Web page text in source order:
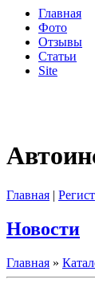
Главная
Фото
Отзывы
Статьи
Site
Главная |
Новости
Главная »